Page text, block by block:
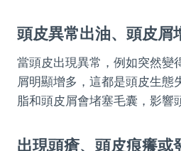
頭皮異常出油、頭皮屑
當頭皮出現異常，例如突然變
屑明顯增多，這都是頭皮生態
脂和頭皮屑會堵塞毛囊，影響
出現頭瘡、頭皮痕癢或